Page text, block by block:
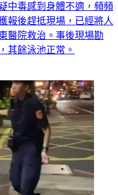
中毒感到身體不適，頻頻
報後趕抵現場，已經將人
醫院救治。事後現場勘
其餘泳池正常。